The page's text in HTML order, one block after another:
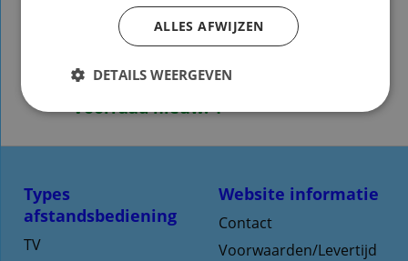
Afstandsbediening Denver lds-
3276 lds3276
Voorraad nieuw: 1
Website informatie
Contact
Voorwaarden/Levertijd
Types
afstandsbediening
TV
ALLES AFWIJZEN
DETAILS WEERGEVEN